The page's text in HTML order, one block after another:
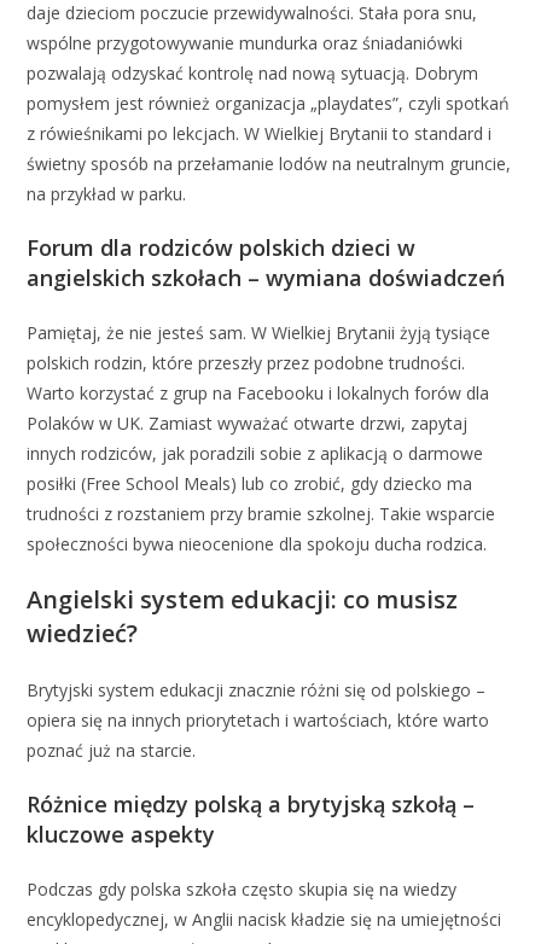
daje dzieciom poczucie przewidywalności. Stała pora snu,
wspólne przygotowywanie mundurka oraz śniadaniówki
pozwalają odzyskać kontrolę nad nową sytuacją. Dobrym
pomysłem jest również organizacja „playdates”, czyli spotkań
z rówieśnikami po lekcjach. W Wielkiej Brytanii to standard i
świetny sposób na przełamanie lodów na neutralnym gruncie,
na przykład w parku.
Forum dla rodziców polskich dzieci w
angielskich szkołach – wymiana doświadczeń
Pamiętaj, że nie jesteś sam. W Wielkiej Brytanii żyją tysiące
polskich rodzin, które przeszły przez podobne trudności.
Warto korzystać z grup na Facebooku i lokalnych forów dla
Polaków w UK. Zamiast wyważać otwarte drzwi, zapytaj
innych rodziców, jak poradzili sobie z aplikacją o darmowe
posiłki (Free School Meals) lub co zrobić, gdy dziecko ma
trudności z rozstaniem przy bramie szkolnej. Takie wsparcie
społeczności bywa nieocenione dla spokoju ducha rodzica.
Angielski system edukacji: co musisz
wiedzieć?
Brytyjski system edukacji znacznie różni się od polskiego –
opiera się na innych priorytetach i wartościach, które warto
poznać już na starcie.
Różnice między polską a brytyjską szkołą –
kluczowe aspekty
Podczas gdy polska szkoła często skupia się na wiedzy
encyklopedycznej, w Anglii nacisk kładzie się na umiejętności